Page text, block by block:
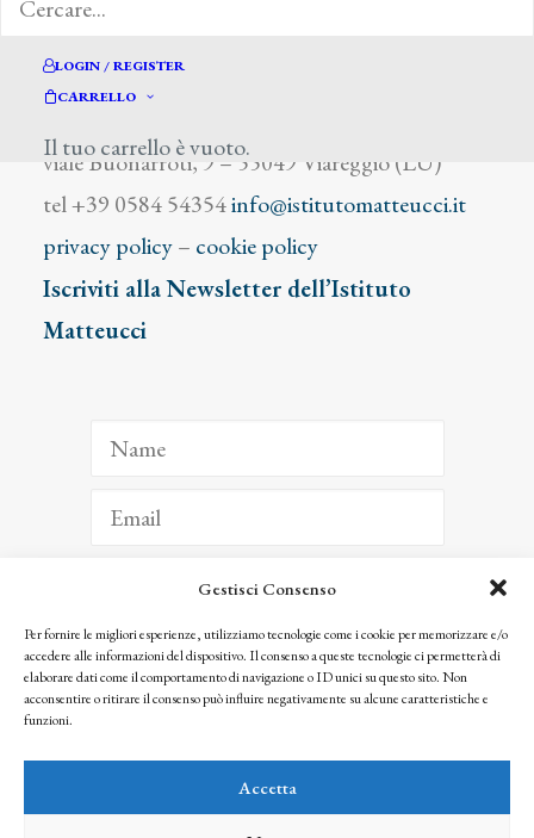
Gestisci Consenso
Per fornire le migliori esperienze, utilizziamo tecnologie come i cookie per memorizzare e/o
accedere alle informazioni del dispositivo. Il consenso a queste tecnologie ci permetterà di
elaborare dati come il comportamento di navigazione o ID unici su questo sito. Non
acconsentire o ritirare il consenso può influire negativamente su alcune caratteristiche e
funzioni.
Accetta
LOGIN / REGISTER
CARRELLO
Il tuo carrello è vuoto.
viale Buonarroti, 9 – 55049 Viareggio (LU)
tel +39 0584 54354info@istitutomatteucci.it
privacy policy– cookie policy
Iscriviti alla Newsletter dell’Istituto
Matteucci
ISCRIVITI
Facendo clic per iscriverti, riconosci che le tue informazioni saranno trattate
seguendo la nostra Privacy Policy
© 2025 Istituto Matteucci. All right reserved
l’autorizzazione scritta dei proprietari dei diritti e dell’Istituto Matteucci